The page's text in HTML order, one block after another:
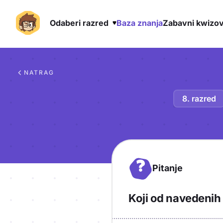
Odaberi razred Baza znanjaZabavni
NATRAG
8. razred
? Pitanje
Koji od